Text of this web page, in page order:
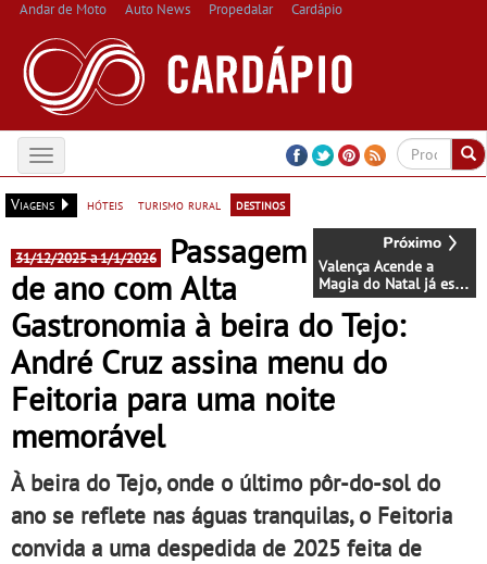
Andar de Moto Auto News Propedalar Cardápio
Toggle
navigation
Viagens
hóteis turismo rural destinos
Valença Acende a
Magia do Natal já esta
Sexta-Feira - E fica
durante 40 dias até 6
de Janeiro
31/12/2025 a 1/1/2026
Passagem
de ano com Alta
Gastronomia à beira do Tejo:
André Cruz assina menu do
Feitoria para uma noite
memorável
À beira do Tejo, onde o último pôr-do-sol do
ano se reflete nas águas tranquilas, o Feitoria
convida a uma despedida de 2025 feita de